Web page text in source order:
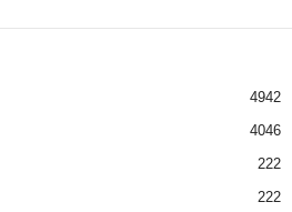
4942
4046
222
222